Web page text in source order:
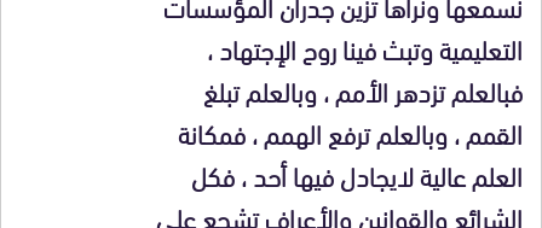
التعليمية وتبث فينا روح الإجتهاد ،
فبالعلم تزدهر الأمم ، وبالعلم تبلغ
القمم ، وبالعلم ترفع الهمم ، فمكانة
العلم عالية لايجادل فيها أحد ، فكل
الشرائع والقوانين والأعراف تشجع على